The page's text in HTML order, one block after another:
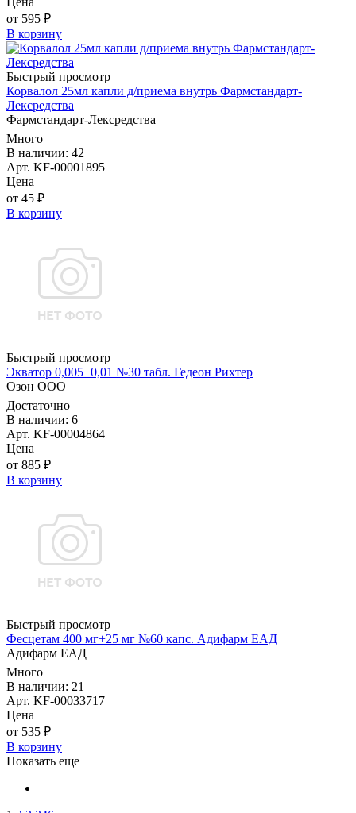
от 595 ₽
В корзину
Быстрый просмотр
Корвалол 25мл капли д/приема внутрь Фармстандарт-
Лексредства
Фармстандарт-Лексредства
Много
В наличии: 42
Арт. KF-00001895
Цена
от 45 ₽
В корзину
Быстрый просмотр
Экватор 0,005+0,01 №30 табл. Гедеон Рихтер
Озон ООО
Достаточно
В наличии: 6
Арт. KF-00004864
Цена
от 885 ₽
В корзину
Быстрый просмотр
Фесцетам 400 мг+25 мг №60 капс. Адифарм ЕАД
Адифарм ЕАД
Много
В наличии: 21
Арт. KF-00033717
Цена
от 535 ₽
В корзину
Показать еще